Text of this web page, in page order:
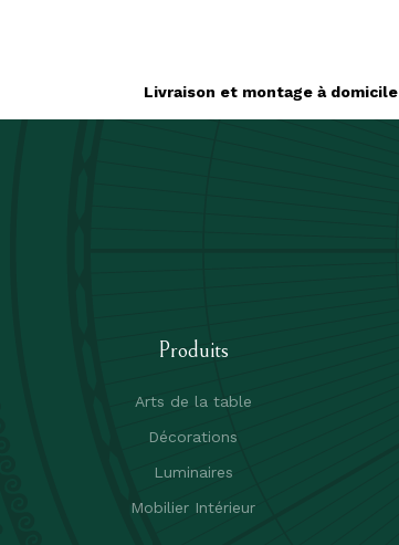
Livraison et montage à domicile
Produits
Arts de la table
Décorations
Luminaires
Mobilier Intérieur